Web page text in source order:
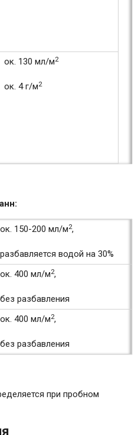
ок. 130 мл/м2
ок. 4 г/м2
ок. 150-200 мл/м2,
разбавляется водой на 30%
ок. 400 мл/м2,
без разбавления
ок. 400 мл/м2,
без разбавления
при пробном